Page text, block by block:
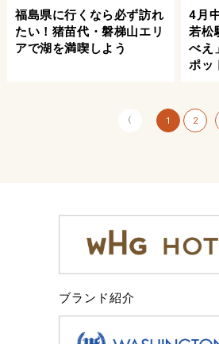
福島県に行くなら必ず訪れ
たい！猪苗代・磐梯山エリ
アで湖を満喫しよう
4月
若松
べえ
ポッ
〈 1 2
ブランド紹介